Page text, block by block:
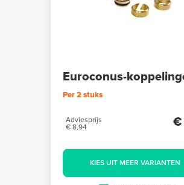
Euroconus-
Per 2 stuks
Adviesprijs
€ 8,94
€
KIES UIT MEER VARIANTEN